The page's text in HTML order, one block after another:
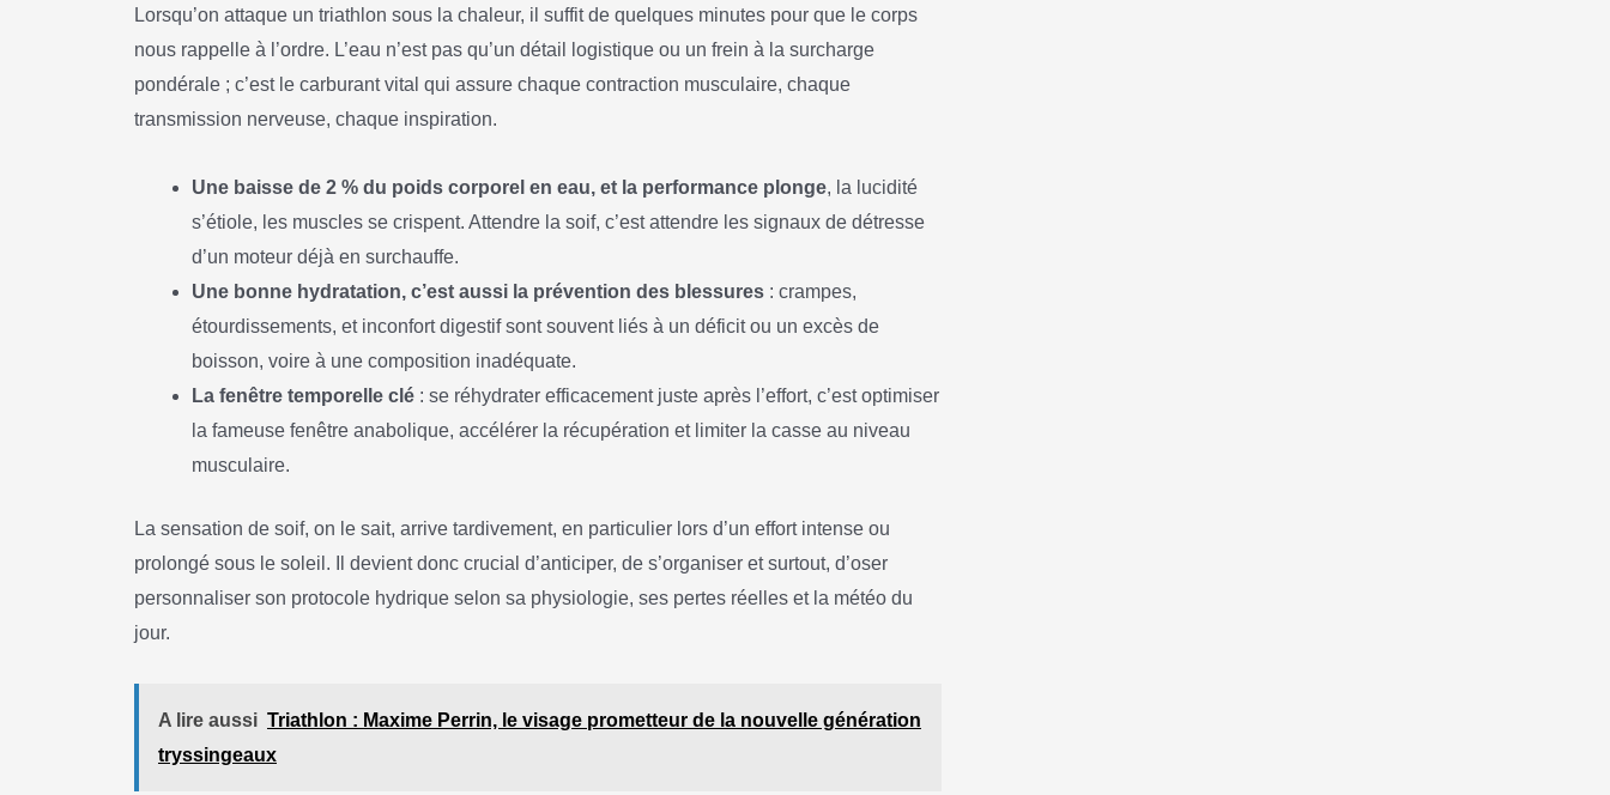
Lorsqu’on attaque un triathlon sous la chaleur, il suffit de quelques minutes pour que le corps
nous rappelle à l’ordre. L’eau n’est pas qu’un détail logistique ou un frein à la surcharge
pondérale ; c’est le carburant vital qui assure chaque contraction musculaire, chaque
transmission nerveuse, chaque inspiration.
Une baisse de 2 % du poids corporel en eau, et la performance plonge, la lucidité
s’étiole, les muscles se crispent. Attendre la soif, c’est attendre les signaux de détresse
d’un moteur déjà en surchauffe.
Une bonne hydratation, c’est aussi la prévention des blessures : crampes,
étourdissements, et inconfort digestif sont souvent liés à un déficit ou un excès de
boisson, voire à une composition inadéquate.
La fenêtre temporelle clé : se réhydrater efficacement juste après l’effort, c’est optimiser
la fameuse fenêtre anabolique, accélérer la récupération et limiter la casse au niveau
musculaire.
La sensation de soif, on le sait, arrive tardivement, en particulier lors d’un effort intense ou
prolongé sous le soleil. Il devient donc crucial d’anticiper, de s’organiser et surtout, d’oser
personnaliser son protocole hydrique selon sa physiologie, ses pertes réelles et la météo du
jour.
A lire aussi Triathlon : Maxime Perrin, le visage prometteur de la nouvelle génération
tryssingeaux